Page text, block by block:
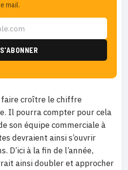
mail.
faire croître le chiffre
Il pourra compter pour cela
son équipe commerciale à
devraient ainsi s’ouvrir
D’ici à la fin de l’année,
ainsi doubler et approcher